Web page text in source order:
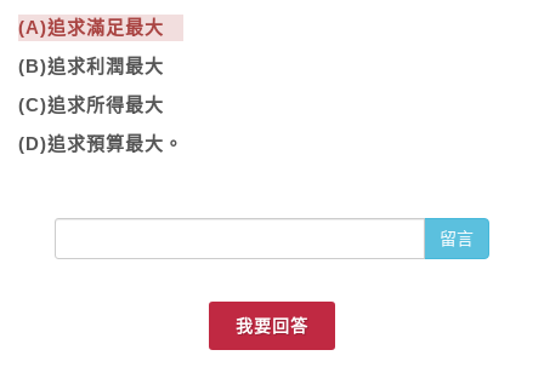
(A)追求滿足最大
(B)追求利潤最大
(C)追求所得最大
(D)追求預算最大。
留言
我要回答